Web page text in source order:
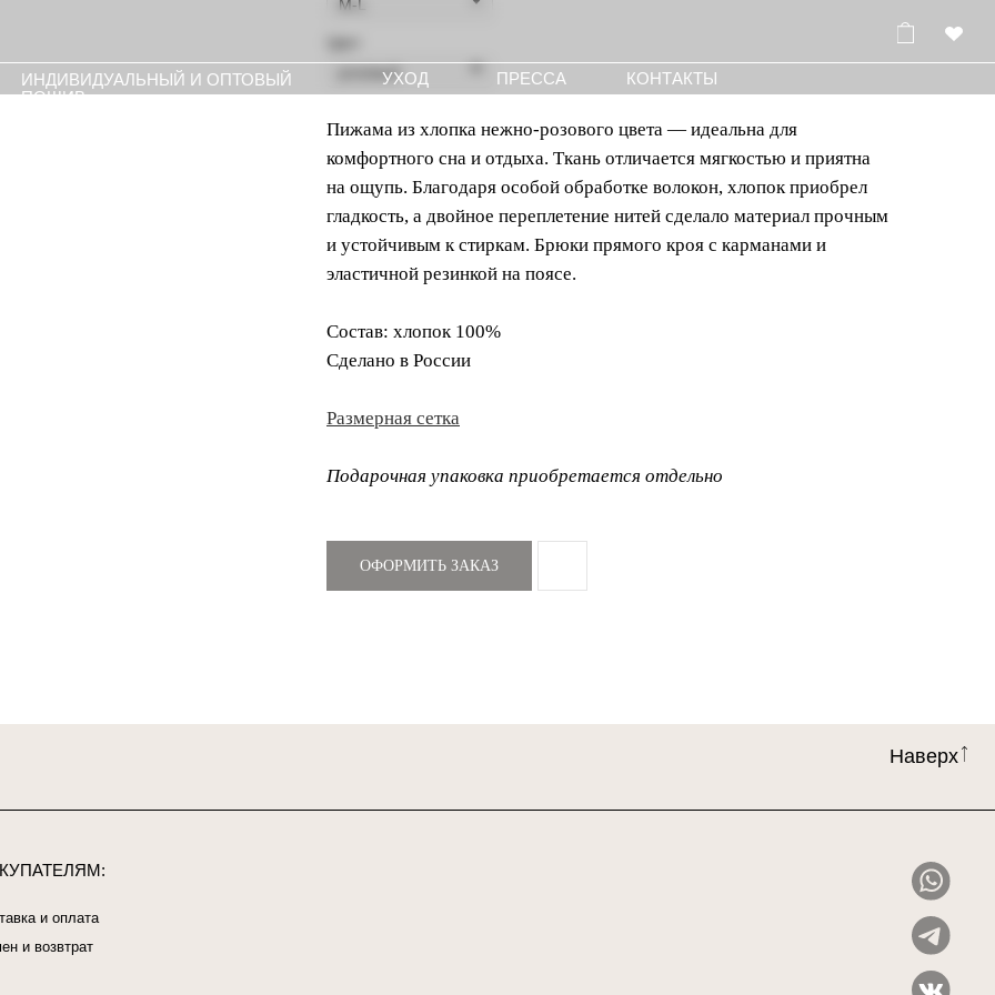
КОНТАКТЫ
ПРЕССА
УХОД
И ОПТОВЫЙ
Пижама из хлопка нежно-розового цвета — идеальна для
комфортного сна и отдыха. Ткань отличается мягкостью и приятна
на ощупь. Благодаря особой обработке волокон, хлопок приобрел
гладкость, а двойное переплетение нитей сделало материал прочным
и устойчивым к стиркам. Брюки прямого кроя с карманами и
эластичной резинкой на поясе.
Состав: хлопок 100%
Сделано в России
Размерная сетка
Подарочная упаковка приобретается отдельно
ОФОРМИТЬ ЗАКАЗ